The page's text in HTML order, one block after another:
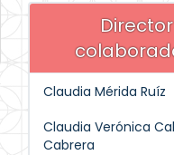
Claudia Mérida Ruíz
Claudia Verónica
Cabrera